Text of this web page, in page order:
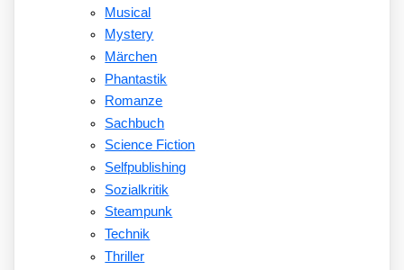
Musical
Mystery
Märchen
Phantastik
Romanze
Sachbuch
Science Fiction
Selfpublishing
Sozialkritik
Steampunk
Technik
Thriller